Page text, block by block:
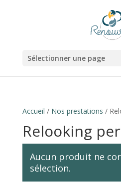
Sélectionner une page
Accueil / Nos prestations /
Relooking
Aucun produit ne
sélection.